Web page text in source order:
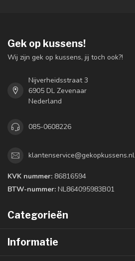
Gek op kussens!
Wij zijn gek op kussens, jij toch ook?!
Nijverheidsstraat 3
6905 DL Zevenaar
Nederland
085-0608226
klantenservice@gekopkussens.nl
KVK nummer: 86816594
BTW-nummer: NL864095983B01
Categorieën
Informatie